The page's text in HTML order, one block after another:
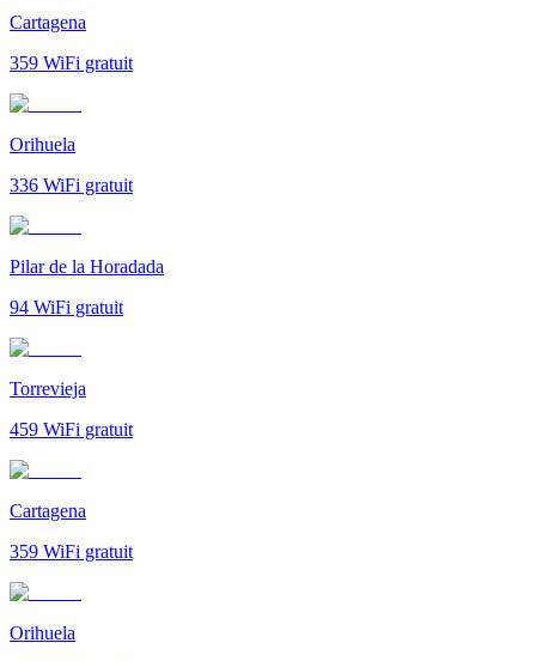
Cartagena
359 WiFi gratuit
Orihuela
336 WiFi gratuit
Pilar de la Horadada
94 WiFi gratuit
Torrevieja
459 WiFi gratuit
Cartagena
359 WiFi gratuit
Orihuela